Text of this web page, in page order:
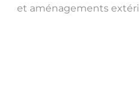
et aménagements